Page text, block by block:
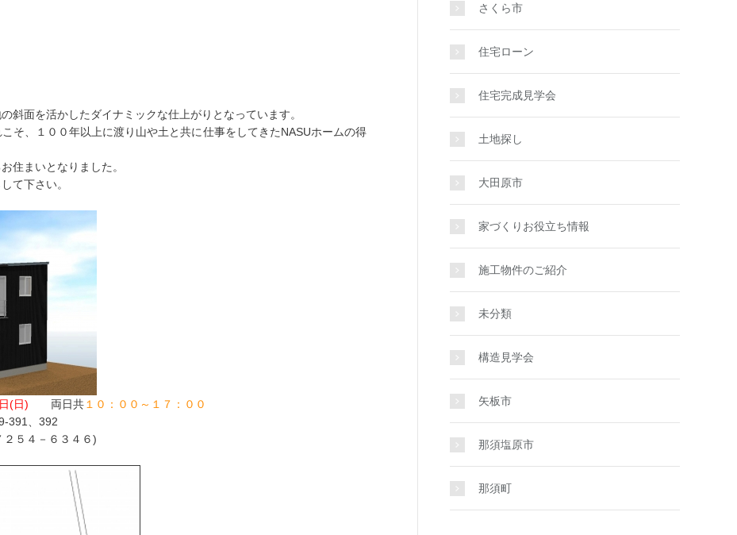
斜面を活かしたダイナミックな仕上がりとなっています。
そ、１００年以上に渡り山や土と共に仕事をしてきたNASUホームの得
住まいとなりました。
て下さい。
(日) 両日共１０：００～１７：００
391、392
５４－６３４６)
さくら市
住宅ローン
住宅完成見学会
土地探し
大田原市
家づくりお役立ち情報
施工物件のご紹介
未分類
構造見学会
矢板市
那須塩原市
那須町